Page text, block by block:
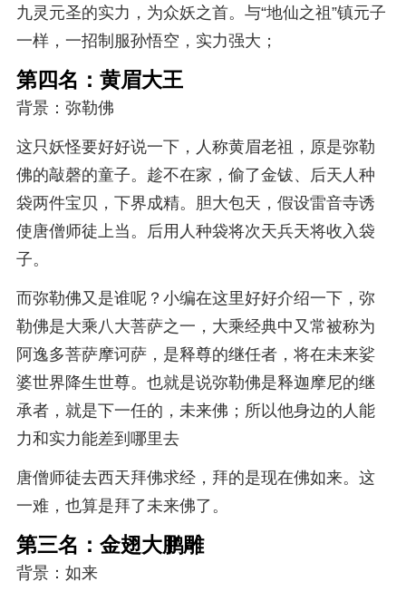
九灵元圣的实力，为众妖之首。与“地仙之祖”镇元子
一样，一招制服孙悟空，实力强大；
第四名：黄眉大王
背景：弥勒佛
这只妖怪要好好说一下，人称黄眉老祖，原是弥勒
佛的敲磬的童子。趁不在家，偷了金钹、后天人种
袋两件宝贝，下界成精。胆大包天，假设雷音寺诱
使唐僧师徒上当。后用人种袋将次天兵天将收入袋
子。
而弥勒佛又是谁呢？小编在这里好好介绍一下，弥
勒佛是大乘八大菩萨之一，大乘经典中又常被称为
阿逸多菩萨摩诃萨，是释尊的继任者，将在未来娑
婆世界降生世尊。也就是说弥勒佛是释迦摩尼的继
承者，就是下一任的，未来佛；所以他身边的人能
力和实力能差到哪里去
唐僧师徒去西天拜佛求经，拜的是现在佛如来。这
一难，也算是拜了未来佛了。
第三名：金翅大鹏雕
背景：如来